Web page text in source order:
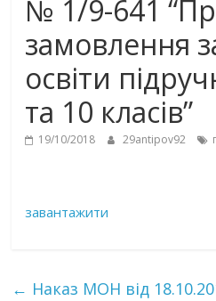
№ 1/9-641
замовлення
освіти
та 10 класів”
19/10/2018 29antipov92
завантажити
← Наказ МОН від